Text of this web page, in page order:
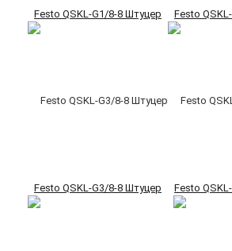
Festo QSKL-G1/8-8 Штуцер Festo
Festo QSKL-G3/8-8 Штуцер Festo